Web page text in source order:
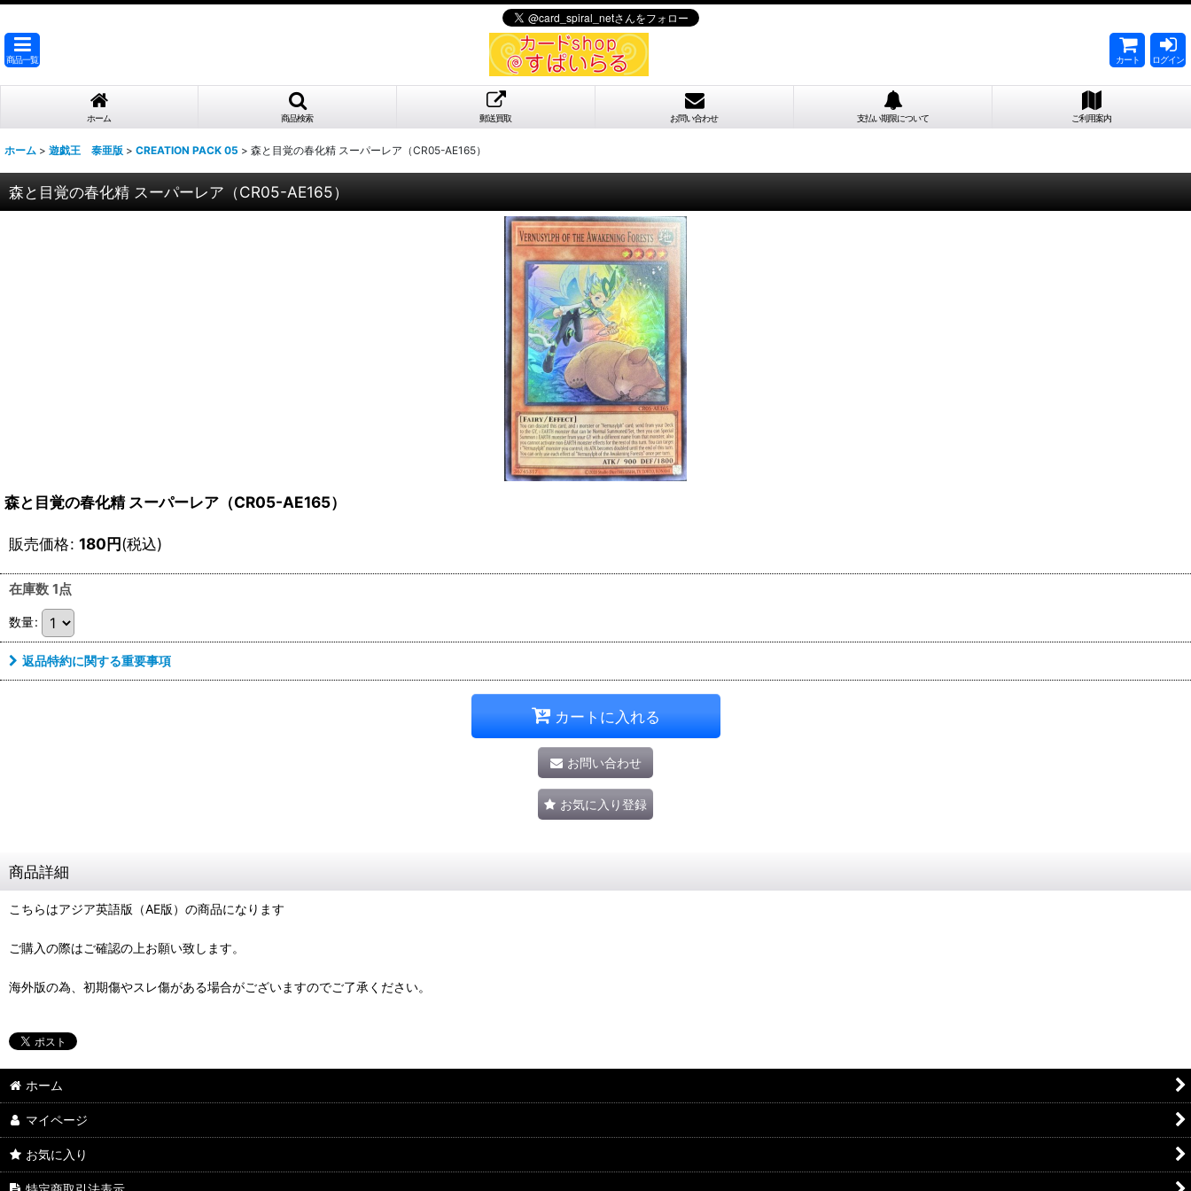
商品一覧 カート ログイン
ホーム 商品検索 郵送買取 お問い合わせ 支払い期限について ご利用案内
ホーム > 遊戯王 泰亜版 > CREATION PACK 05 > 森と目覚の春化精 スーパーレア（CR05-AE165）
森と目覚の春化精 スーパーレア（CR05-AE165）
森と目覚の春化精 スーパーレア（CR05-AE165）
販売価格: 180円(税込)
在庫数 1点
数量:
返品特約に関する重要事項
カートに入れる
お問い合わせ
お気に入り登録
商品詳細
こちらはアジア英語版（AE版）の商品になります
ご購入の際はご確認の上お願い致します。
海外版の為、初期傷やスレ傷がある場合がございますのでご了承ください。
ホーム
マイページ
お気に入り